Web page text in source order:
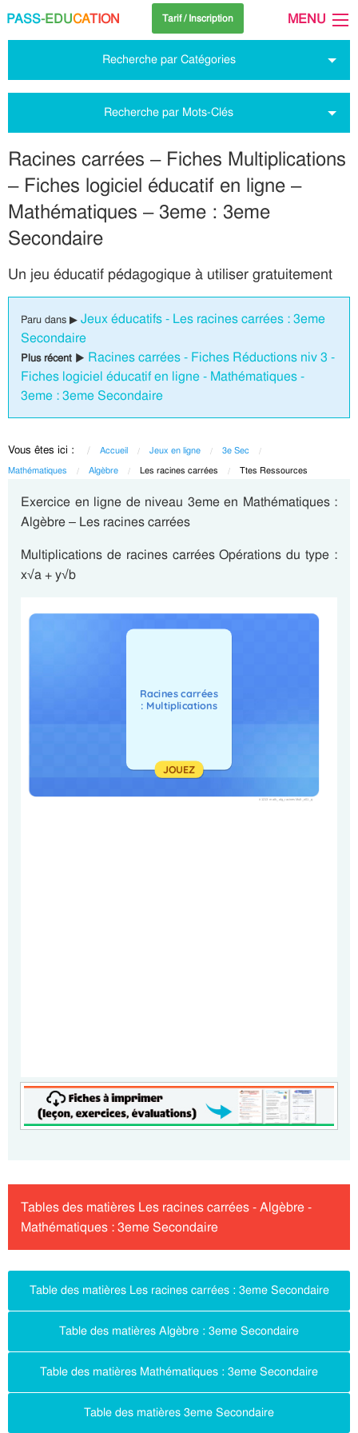
PASS-EDUCATION Tarif / Inscription MENU
Recherche par Catégories
Recherche par Mots-Clés
Racines carrées – Fiches Multiplications
– Fiches logiciel éducatif en ligne –
Mathématiques – 3eme : 3eme
Secondaire
Un jeu éducatif pédagogique à utiliser gratuitement
Paru dans ▶ Jeux éducatifs - Les racines carrées : 3eme
Secondaire
Plus récent ▶ Racines carrées - Fiches Réductions niv 3 -
Fiches logiciel éducatif en ligne - Mathématiques -
3eme : 3eme Secondaire
Vous êtes ici : Accueil Jeux en ligne
3e Sec
Mathématiques
Algèbre Current:
Les racines carrées Current:
Ttes Ressources
Exercice en ligne de niveau 3eme en Mathématiques :
Algèbre – Les racines carrées
Multiplications de racines carrées Opérations du type :
x√a + y√b
Tables des matières Les racines carrées - Algèbre -
Mathématiques : 3eme Secondaire
Table des matières Les racines carrées : 3eme Secondaire
Table des matières Algèbre : 3eme Secondaire
Table des matières Mathématiques : 3eme Secondaire
Table des matières 3eme Secondaire